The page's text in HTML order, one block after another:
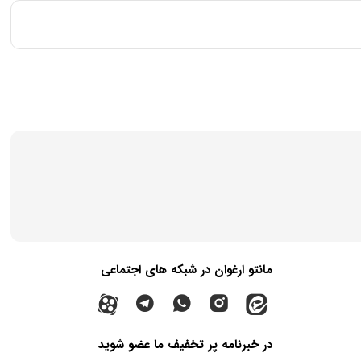
مانتو ارغوان در شبکه های اجتماعی
در خبرنامه پر تخفیف ما عضو شوید